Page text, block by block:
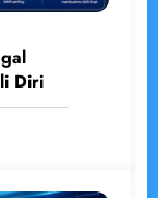
Diri